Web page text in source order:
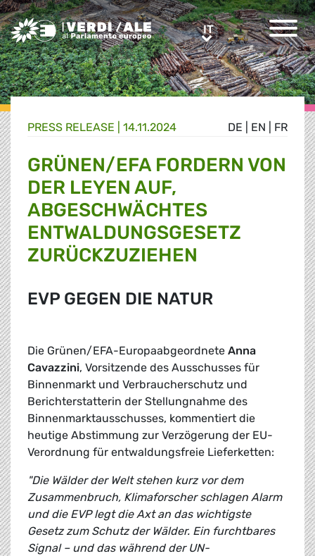
Greens/EFA Home ITIT
DE EN FR
PRESS RELEASE | 14.11.2024
GRÜNEN/EFA FORDERN VON
DER LEYEN AUF,
ABGESCHWÄCHTES
ENTWALDUNGSGESETZ
ZURÜCKZUZIEHEN
EVP GEGEN DIE NATUR
Die Grünen/EFA-Europaabgeordnete Anna
Cavazzini, Vorsitzende des Ausschusses für
Binnenmarkt und Verbraucherschutz und
Berichterstatterin der Stellungnahme des
Binnenmarktausschusses, kommentiert die
heutige Abstimmung zur Verzögerung der EU-
Verordnung für entwaldungsfreie Lieferketten:
"Die Wälder der Welt stehen kurz vor dem
Zusammenbruch, Klimaforscher schlagen Alarm
und die EVP legt die Axt an das wichtigste
Gesetz zum Schutz der Wälder. Ein furchtbares
Signal – und das während der UN-